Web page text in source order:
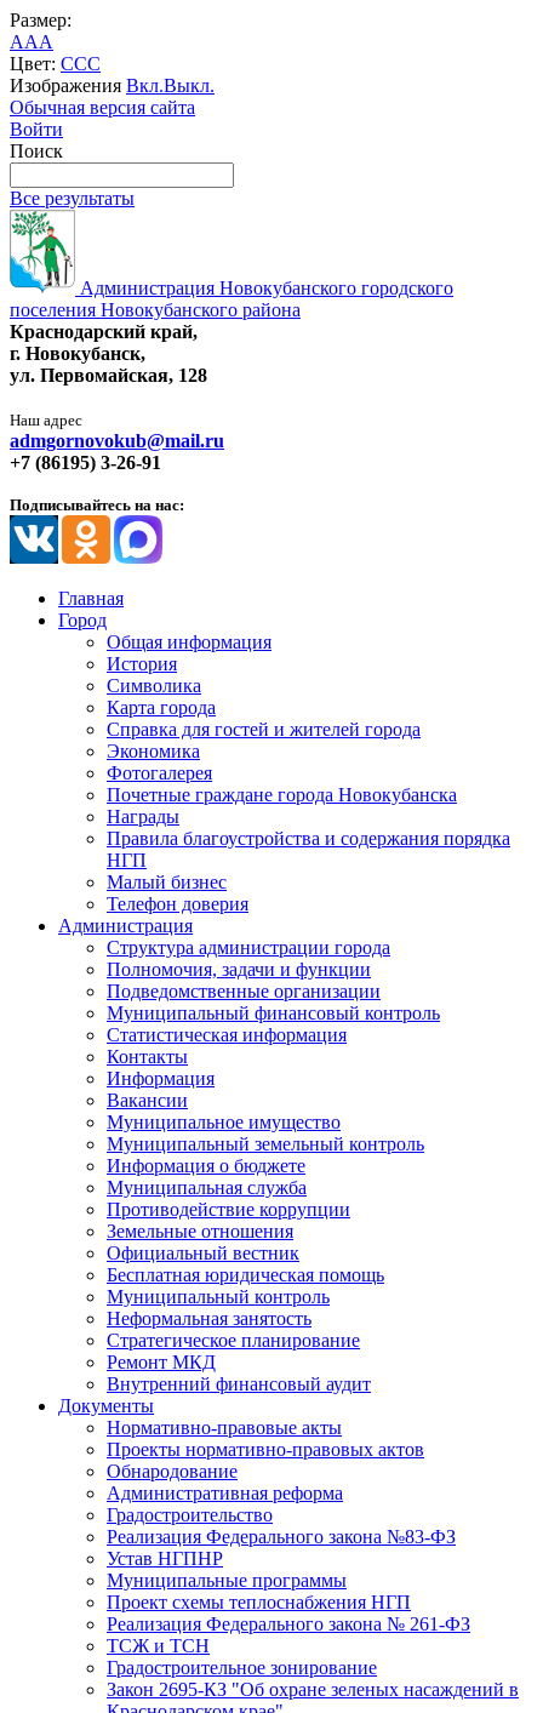
Размер:
AAA
Цвет: CCC
Изображения Вкл.Выкл.
Обычная версия сайта
Войти
Поиск
Все результаты
Администрация Новокубанского городского
поселения Новокубанского района
Краснодарский край,
г. Новокубанск,
ул. Первомайская, 128
Наш адрес
admgornovokub@mail.ru
+7 (86195) 3-26-91
Подписывайтесь на нас:
Главная
Город
Общая информация
История
Символика
Карта города
Справка для гостей и жителей города
Экономика
Фотогалерея
Почетные граждане города Новокубанска
Награды
Правила благоустройства и содержания порядка
НГП
Малый бизнес
Телефон доверия
Администрация
Структура администрации города
Полномочия, задачи и функции
Подведомственные организации
Муниципальный финансовый контроль
Статистическая информация
Контакты
Информация
Вакансии
Муниципальное имущество
Муниципальный земельный контроль
Информация о бюджете
Муниципальная служба
Противодействие коррупции
Земельные отношения
Официальный вестник
Бесплатная юридическая помощь
Муниципальный контроль
Неформальная занятость
Стратегическое планирование
Ремонт МКД
Внутренний финансовый аудит
Документы
Нормативно-правовые акты
Проекты нормативно-правовых актов
Обнародование
Административная реформа
Градостроительство
Реализация Федерального закона №83-ФЗ
Устав НГПНР
Муниципальные программы
Проект схемы теплоснабжения НГП
Реализация Федерального закона № 261-ФЗ
ТСЖ и ТСН
Градостроительное зонирование
Закон 2695-КЗ "Об охране зеленых насаждений в